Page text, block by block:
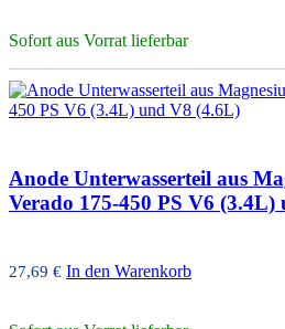
Sofort aus Vorrat lieferbar
Anode Unterwasserteil aus
Verado 175-450 PS V6
27,69 € In den Warenkorb